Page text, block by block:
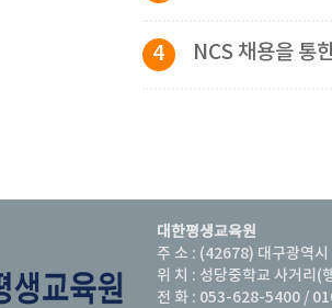
4 NCS 채용을 통
대한평생교육원
주 소 : (42678) 대구광역
위 치 : 성당중학교 사거리(
전 화 : 053-628-5400 /